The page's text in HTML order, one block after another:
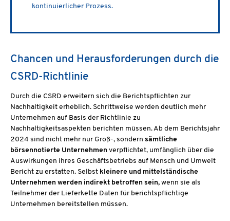
kontinuierlicher Prozess.
Chancen und Herausforderungen durch die
CSRD-Richtlinie
Durch die CSRD erweitern sich die Berichtspflichten zur
Nachhaltigkeit erheblich. Schrittweise werden deutlich mehr
Unternehmen auf Basis der Richtlinie zu
Nachhaltigkeitsaspekten berichten müssen. Ab dem Berichtsjahr
2024 sind nicht mehr nur Groß-, sondern sämtliche
börsennotierte Unternehmen verpflichtet, umfänglich über die
Auswirkungen ihres Geschäftsbetriebs auf Mensch und Umwelt
Bericht zu erstatten. Selbst kleinere und mittelständische
Unternehmen werden indirekt betroffen sein, wenn sie als
Teilnehmer der Lieferkette Daten für berichtspflichtige
Unternehmen bereitstellen müssen.